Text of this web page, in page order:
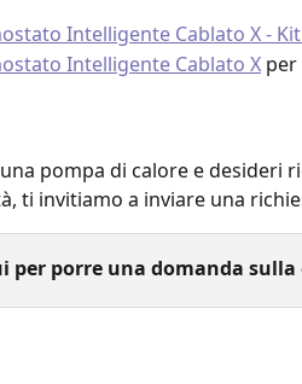
Intelligente Cablato X -
Intelligente Cablato X per
pompa di calore e desideri
ti invitiamo a inviare una
per porre una domanda